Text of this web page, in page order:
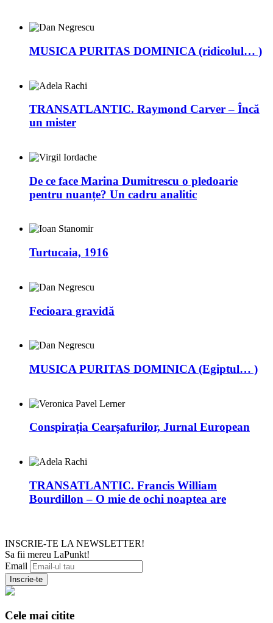
MUSICA PURITAS DOMINICA (ridicolul… )
TRANSATLANTIC. Raymond Carver – Încă
un mister
De ce face Marina Dumitrescu o pledoarie
pentru nuanțe? Un cadru analitic
Turtucaia, 1916
Fecioara gravidă
MUSICA PURITAS DOMINICA (Egiptul… )
Conspirația Cearșafurilor, Jurnal European
TRANSATLANTIC. Francis William
Bourdillon – O mie de ochi noaptea are
INSCRIE-TE LA NEWSLETTER!
Sa fii mereu LaPunkt!
Email
Cele mai citite